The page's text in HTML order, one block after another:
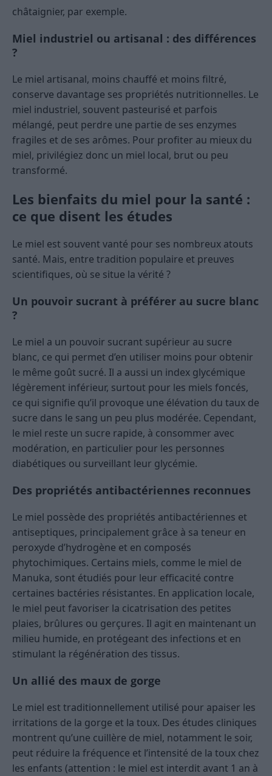
châtaignier, par exemple.
Miel industriel ou artisanal : des différences
?
Le miel artisanal, moins chauffé et moins filtré,
conserve davantage ses propriétés nutritionnelles. Le
miel industriel, souvent pasteurisé et parfois
mélangé, peut perdre une partie de ses enzymes
fragiles et de ses arômes. Pour profiter au mieux du
miel, privilégiez donc un miel local, brut ou peu
transformé.
Les bienfaits du miel pour la santé :
ce que disent les études
Le miel est souvent vanté pour ses nombreux atouts
santé. Mais, entre tradition populaire et preuves
scientifiques, où se situe la vérité ?
Un pouvoir sucrant à préférer au sucre blanc
?
Le miel a un pouvoir sucrant supérieur au sucre
blanc, ce qui permet d’en utiliser moins pour obtenir
le même goût sucré. Il a aussi un index glycémique
légèrement inférieur, surtout pour les miels foncés,
ce qui signifie qu’il provoque une élévation du taux de
sucre dans le sang un peu plus modérée. Cependant,
le miel reste un sucre rapide, à consommer avec
modération, en particulier pour les personnes
diabétiques ou surveillant leur glycémie.
Des propriétés antibactériennes reconnues
Le miel possède des propriétés antibactériennes et
antiseptiques, principalement grâce à sa teneur en
peroxyde d’hydrogène et en composés
phytochimiques. Certains miels, comme le miel de
Manuka, sont étudiés pour leur efficacité contre
certaines bactéries résistantes. En application locale,
le miel peut favoriser la cicatrisation des petites
plaies, brûlures ou gerçures. Il agit en maintenant un
milieu humide, en protégeant des infections et en
stimulant la régénération des tissus.
Un allié des maux de gorge
Le miel est traditionnellement utilisé pour apaiser les
irritations de la gorge et la toux. Des études cliniques
montrent qu’une cuillère de miel, notamment le soir,
peut réduire la fréquence et l’intensité de la toux chez
les enfants (attention : le miel est interdit avant 1 an à